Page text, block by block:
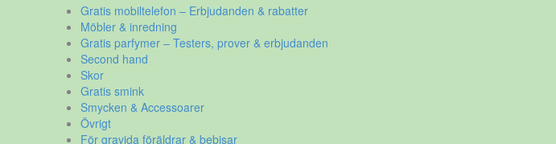
Gratis mobiltelefon – Erbjudanden & rabatter
Möbler & inredning
Gratis parfymer – Testers, prover & erbjudanden
Second hand
Skor
Gratis smink
Smycken & Accessoarer
Övrigt
För gravida föräldrar & bebisar